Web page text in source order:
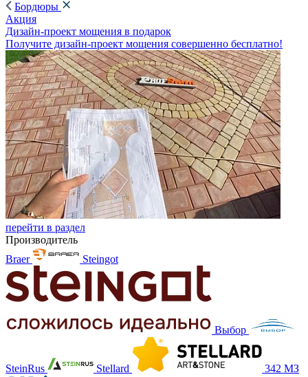
Бордюры
Акция
Дизайн-проект мощения в подарок
Получите дизайн-проект мощения совершенно бесплатно!
перейти в раздел
Производитель
Braer
Steingot
Выбор
SteinRus Stellard
342 МЗ